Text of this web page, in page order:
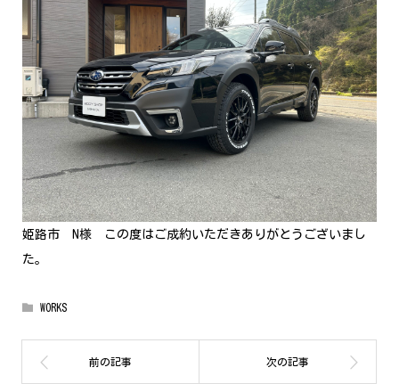
姫路市 N様 この度はご成約いただきありがとうございまし
た。
WORKS